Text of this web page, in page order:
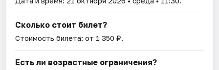
Сколько стоит билет?
Стоимость билета: от 1 350 ₽.
Есть ли возрастные ограничения?